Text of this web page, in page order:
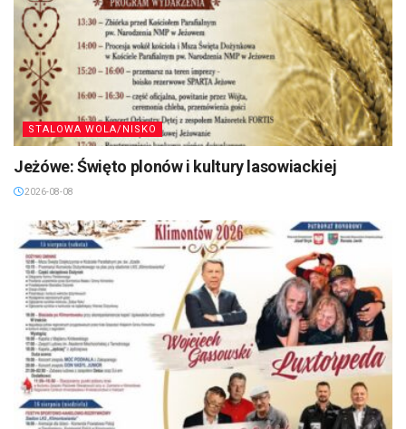
STALOWA WOLA/NISKO
Jeżówe: Święto plonów i kultury lasowiackiej
2026-08-08